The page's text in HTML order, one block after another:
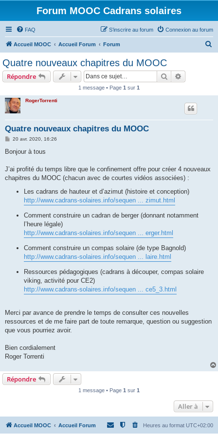
Forum MOOC Cadrans solaires
FAQ Connexion au forum
S’inscrire au forum
Accueil MOOC Accueil Forum Forum
Quatre nouveaux chapitres du MOOC
Répondre Rechercher
1 message • Page 1 sur 1
RogerTorrenti
Quatre nouveaux chapitres du MOOC
M
s
g
20 avr. 2020, 16:26
Bonjour à tous
J’ai profité du temps libre que le confinement offre pour créer 4 nouveaux
chapitres du MOOC (chacun avec de courtes vidéos associées) :
Les cadrans de hauteur et d’azimut (histoire et conception)
http://www.cadrans-solaires.info/sequen ... zimut.html
Comment construire un cadran de berger (donnant notamment
l’heure légale)
http://www.cadrans-solaires.info/sequen ... erger.html
Comment construire un compas solaire (de type Bagnold)
http://www.cadrans-solaires.info/sequen ... laire.html
Ressources pédagogiques (cadrans à découper, compas solaire
viking, activité pour CE2)
http://www.cadrans-solaires.info/sequen ... ce5_3.html
Merci par avance de prendre le temps de consulter ces nouvelles
ressources et de me faire part de toute remarque, question ou suggestion
que vous pourriez avoir.
Bien cordialement
Roger Torrenti
Répondre
1 message • Page 1 sur 1
Aller à
Accueil MOOC Accueil Forum Heures au format UTC+02:00